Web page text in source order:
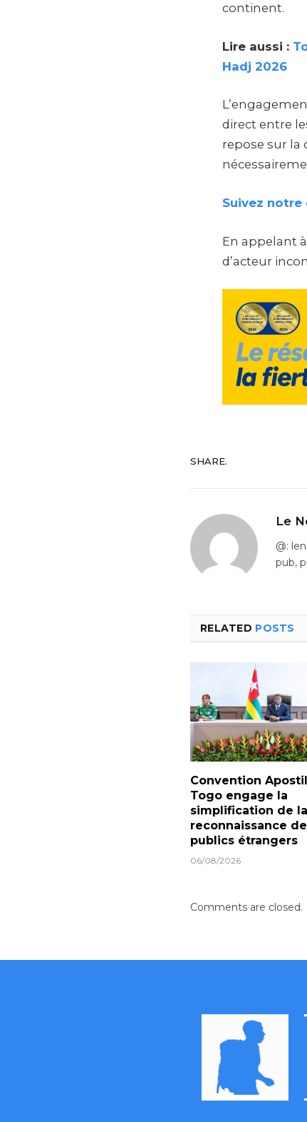
continent.
Lire aussi :
Hadj 2026
direct entre
repose sur la
Suivez notre
En appelant
d’acteur
SHARE.
Le
@:
pub,
RELATED POSTS
Convention
Togo engage la
simplification de la
reconnaissance
publics étrangers
06/08/2026
Comments are closed.